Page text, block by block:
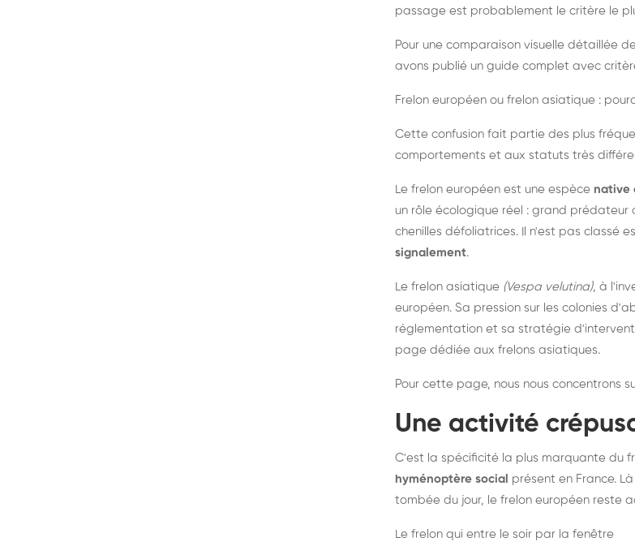
passage est probablement le critère le
Pour une comparaison visuelle détaillée
avons publié un guide complet avec
Frelon européen ou frelon asiatique :
Cette confusion fait partie des plus
comportements et aux statuts très
Le frelon européen est une espèce native
un rôle écologique réel : grand prédateur
chenilles défoliatrices. Il n'est pas classé
signalement.
Le frelon asiatique (Vespa velutina), à
européen. Sa pression sur les colonies
réglementation et sa stratégie
page dédiée aux frelons asiatiques.
Pour cette page, nous nous concentrons
Une activité
C'est la spécificité la plus marquante du
hyménoptère social présent en France.
tombée du jour, le frelon européen reste
Le frelon qui entre le soir par la fenêtre